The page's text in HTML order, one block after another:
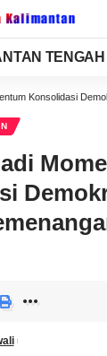
TENGAH
Konsolidasi Demokrat